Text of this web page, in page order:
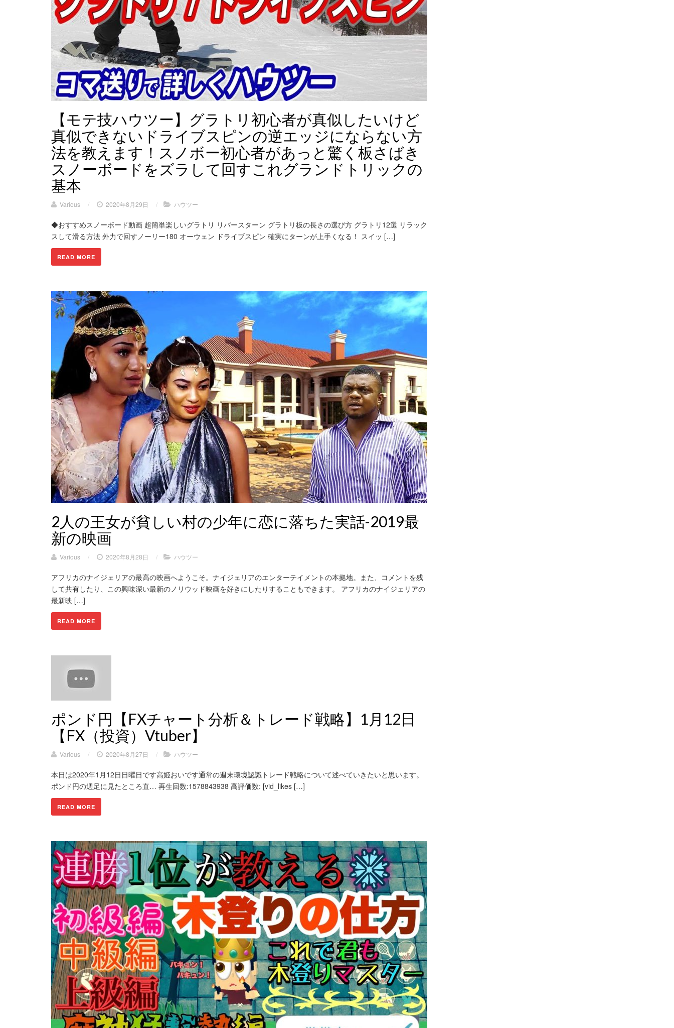
【モテ技ハウツー】グラトリ初心者が真似したいけど
真似できないドライブスピンの逆エッジにならない方
法を教えます！スノボー初心者があっと驚く板さばき
スノーボードをズラして回すこれグランドトリックの
基本
Various / 2020年8月29日 / ハウツー
◆おすすめスノーボード動画 超簡単楽しいグラトリ リバースターン グラトリ板の長さの選び方 グラトリ12選 リラック
スして滑る方法 外力で回すノーリー180 オーウェン ドライブスピン 確実にターンが上手くなる！ スイッ […]
READ MORE
2人の王女が貧しい村の少年に恋に落ちた実話-2019最
新の映画
Various / 2020年8月28日 / ハウツー
アフリカのナイジェリアの最高の映画へようこそ。ナイジェリアのエンターテイメントの本拠地。また、コメントを残
して共有したり、この興味深い最新のノリウッド映画を好きにしたりすることもできます。 アフリカのナイジェリアの
最新映 […]
READ MORE
ポンド円【FXチャート分析＆トレード戦略】1月12日
【FX（投資）Vtuber】
Various / 2020年8月27日 / ハウツー
本日は2020年1月12日日曜日です高姫おいです通常の週末環境認識トレード戦略について述べていきたいと思います。
ポンド円の週足に見たところ直… 再生回数:1578843938 高評価数: [vid_likes […]
READ MORE